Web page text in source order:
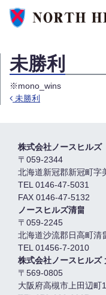
未勝利
※mono_wins
未勝利
株式会社ノースヒルズ
〒059-2344
北海道新冠郡新冠町字
TEL 0146-47-5031
FAX 0146-47-5132
ノースヒルズ清畠
〒059-2245
北海道沙流郡日高町清
TEL 01456-7-2010
株式会社ノースヒルズ
〒569-0805
大阪府高槻市上田辺町